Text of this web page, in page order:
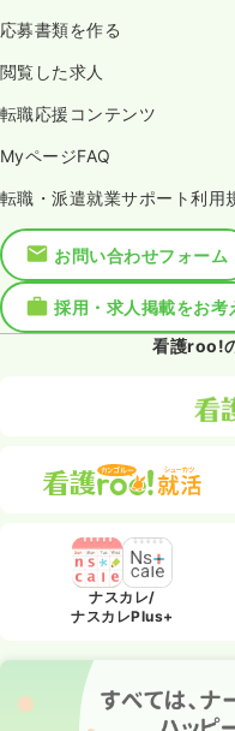
応募書類を作る
閲覧した求人
転職応援コンテンツ
MyページFAQ
転職・派遣就業サポート利用
お問い合わせフォーム
採用・求人掲載をお考
看護roo!
ナスカレ/
ナスカレPlus+